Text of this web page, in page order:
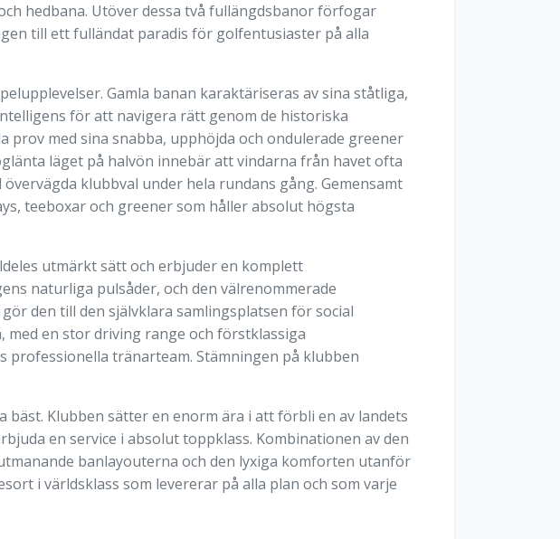
hedbana. Utöver dessa två fullängdsbanor förfogar
till ett fulländat paradis för golfentusiaster på alla
Gamla banan karaktäriseras av sina ståtliga,
för att navigera rätt genom de historiska
med sina snabba, upphöjda och ondulerade greener
läget på halvön innebär att vindarna från havet ofta
klubbval under hela rundans gång. Gemensamt
teeboxar och greener som håller absolut högsta
utmärkt sätt och erbjuder en komplett
naturliga pulsåder, och den välrenommerade
den till den självklara samlingsplatsen för social
en stor driving range och förstklassiga
tränarteam. Stämningen på klubben
Klubben sätter en enorm ära i att förbli en av landets
en service i absolut toppklass. Kombinationen av den
banlayouterna och den lyxiga komforten utanför
i världsklass som levererar på alla plan och som varje